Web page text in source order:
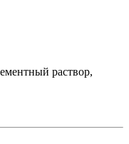
раствор,